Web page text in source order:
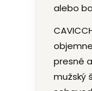
alebo
presné
mužský